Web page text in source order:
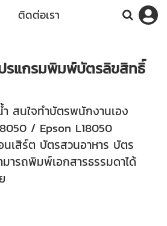
ติดต่อเรา
รแกรมพิมพ์บัตรลิขสิทธิ์
สนใจทำบัตรพนักงานเอง
/ Epson L18050
เสิร์ต บัตรสวนอาหาร บัตร
รถพิมพ์เอกสารธรรมดาได้